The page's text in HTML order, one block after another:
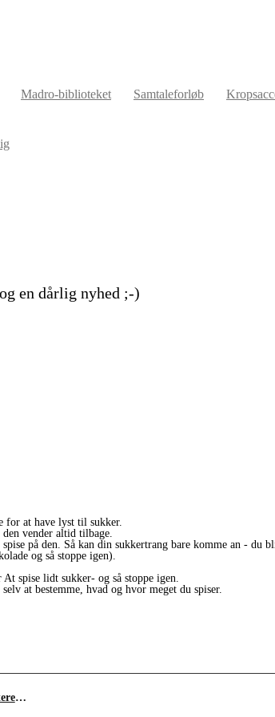
Madro-biblioteket Samtaleforløb
en dårlig nyhed ;-)
for at have lyst til sukker.
vender altid tilbage.
på den. Så kan din sukkertrang bare komme an - du
og så stoppe igen).
spise lidt sukker- og så stoppe igen.
at bestemme, hvad og hvor meget du spiser.
Jeg ville spise mindre, hvis min mand holdt op med at være så irriterende